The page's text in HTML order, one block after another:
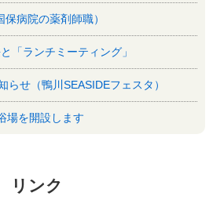
病院の薬剤師職）
「ランチミーティング」
らせ（鴨川SEASIDEフェスタ）
を開設します
リンク